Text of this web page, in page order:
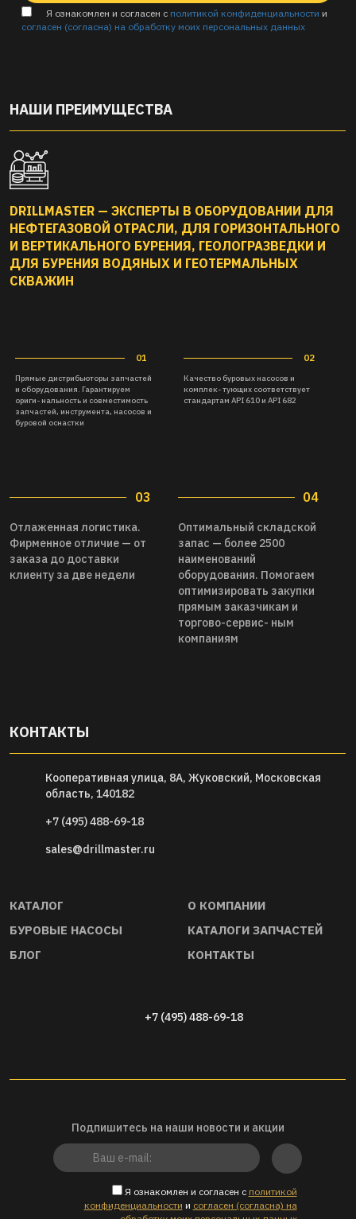
Я ознакомлен и согласен с политикой конфиденциальности и
согласен (согласна) на обработку моих персональных данных
НАШИ ПРЕИМУЩЕСТВА
DRILLMASTER — ЭКСПЕРТЫ В ОБОРУДОВАНИИ ДЛЯ
НЕФТЕГАЗОВОЙ ОТРАСЛИ, ДЛЯ ГОРИЗОНТАЛЬНОГО
И ВЕРТИКАЛЬНОГО БУРЕНИЯ, ГЕОЛОГРАЗВЕДКИ И
ДЛЯ БУРЕНИЯ ВОДЯНЫХ И ГЕОТЕРМАЛЬНЫХ
СКВАЖИН
01
Прямые дистрибьюторы запчастей
и оборудования. Гарантируем
Качество
03
Отлаженная логистика.
Фирменное отличие — от
заказа до доставки
клиенту за две недели
04
Оптимальный складской
запас — более 2500
наименований
оборудования. Помогаем
оптимизировать закупки
прямым заказчикам и
торгово-сервис- ным
компаниям
КОНТАКТЫ
Кооперативная улица, 8А, Жуковский, Московская
область, 140182
+7 (495) 488-69-18
sales@drillmaster.ru
КАТАЛОГ
О КОМПАНИИ
БУРОВЫЕ НАСОСЫ
КАТАЛОГИ ЗАПЧАСТЕЙ
БЛОГ
КОНТАКТЫ
+7 (495) 488-69-18
Подпишитесь на наши новости и акции
Я ознакомлен и согласен с политикой
конфиденциальности и согласен (согласна) на